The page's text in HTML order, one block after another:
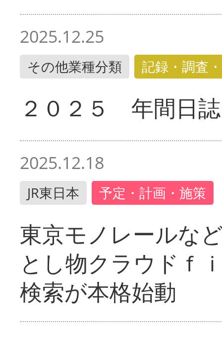
2025.12.25
その他業種分類 記録・調査
２０２５ 年間日誌
2025.12.18
JR東日本 予定・計画・施策
東京モノレールな
とし物クラウドｆ
検索が本格始動